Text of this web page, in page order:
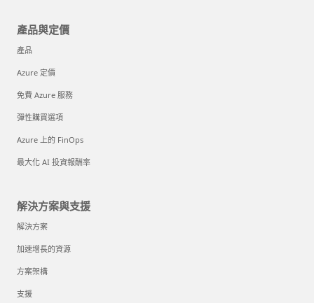
產品與定價
產品
Azure 定價
免費 Azure 服務
彈性購買選項
Azure 上的 FinOps
最大化 AI 投資報酬率
解決方案與支援
解決方案
加速增長的資源
方案架構
支援